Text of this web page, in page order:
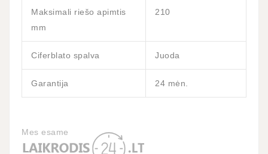
Maksimali riešo apimtis
mm
210
Ciferblato spalva Juoda
Garantija 24 mėn.
Mes esame